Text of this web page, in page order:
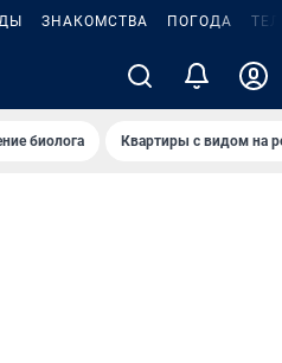
ЗНАКОМСТВА ПОГОДА
биолога Квартиры с видом на